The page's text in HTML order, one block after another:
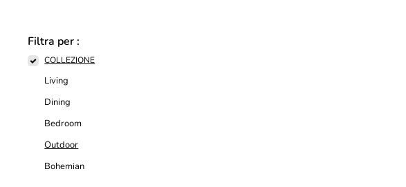
Filtra per :
COLLEZIONE
Living
Dining
Bedroom
Outdoor
Bohemian